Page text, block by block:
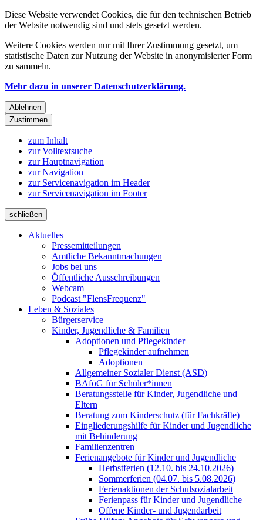
Diese Website verwendet Cookies, die für den technischen Betrieb
der Website notwendig sind und stets gesetzt werden.
Weitere Cookies werden nur mit Ihrer Zustimmung gesetzt, um
statistische Daten zur Nutzung der Website in anonymisierter Form
zu sammeln.
Mehr dazu in unserer Datenschutzerklärung.
Ablehnen
Zustimmen
zum Inhalt
zur Volltextsuche
zur Hauptnavigation
zur Navigation
zur Servicenavigation im Header
zur Servicenavigation im Footer
schließen
Aktuelles
Pressemitteilungen
Amtliche Bekanntmachungen
Jobs bei uns
Öffentliche Ausschreibungen
Webcam
Podcast "FlensFrequenz"
Leben & Soziales
Bürgerservice
Kinder, Jugendliche & Familien
Adoptionen und Pflegekinder
Pflegekinder aufnehmen
Adoptionen
Allgemeiner Sozialer Dienst (ASD)
BAföG für Schüler*innen
Beratungsstelle für Kinder, Jugendliche und
Eltern
Beratung zum Kinderschutz (für Fachkräfte)
Eingliederungshilfe für Kinder und Jugendliche
mit Behinderung
Familienzentren
Ferienangebote für Kinder und Jugendliche
Herbstferien (12.10. bis 24.10.2026)
Sommerferien (04.07. bis 5.08.2026)
Ferienaktionen der Schulsozialarbeit
Ferienpass für Kinder und Jugendliche
Offene Kinder- und Jugendarbeit